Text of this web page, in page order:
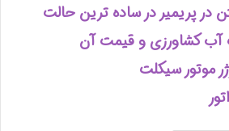
در پریمیر در ساده ترین حالت
آب کشاورزی و قیمت آن
موتور سیکلت